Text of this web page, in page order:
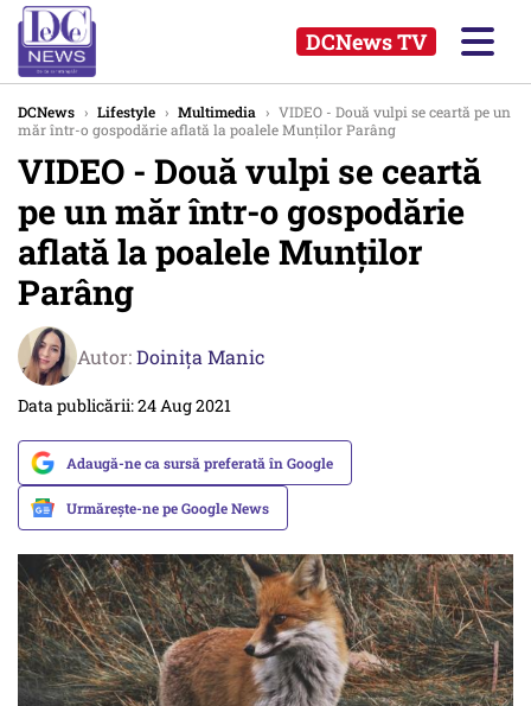
DCNews TV
DCNews › Lifestyle › Multimedia › VIDEO - Două vulpi se ceartă pe un
măr într-o gospodărie aflată la poalele Munților Parâng
VIDEO - Două vulpi se ceartă
pe un măr într-o gospodărie
aflată la poalele Munților
Parâng
Autor:Doinița Manic
Data publicării: 24 Aug 2021
Adaugă-ne ca sursă preferată în Google
Urmărește-ne pe Google News